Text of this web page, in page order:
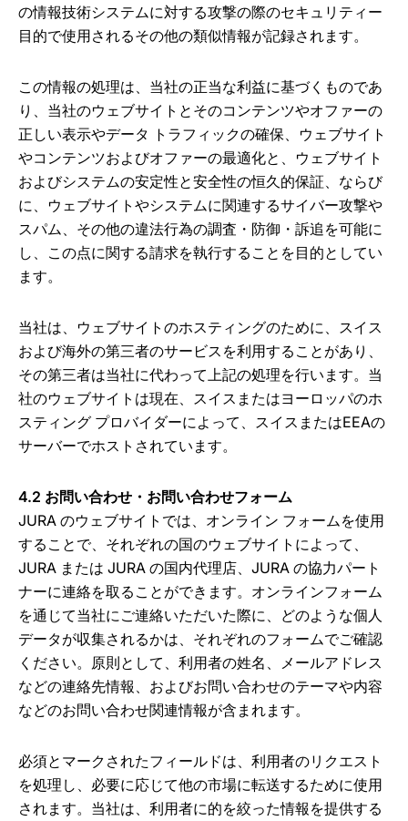
の情報技術システムに対する攻撃の際のセキュリティー
目的で使用されるその他の類似情報が記録されます。
この情報の処理は、当社の正当な利益に基づくものであ
り、当社のウェブサイトとそのコンテンツやオファーの
正しい表示やデータ トラフィックの確保、ウェブサイト
やコンテンツおよびオファーの最適化と、ウェブサイト
およびシステムの安定性と安全性の恒久的保証、ならび
に、ウェブサイトやシステムに関連するサイバー攻撃や
スパム、その他の違法行為の調査・防御・訴追を可能に
し、この点に関する請求を執行することを目的としてい
ます。
当社は、ウェブサイトのホスティングのために、スイス
および海外の第三者のサービスを利用することがあり、
その第三者は当社に代わって上記の処理を行います。当
社のウェブサイトは現在、スイスまたはヨーロッパのホ
スティング プロバイダーによって、スイスまたはEEAの
サーバーでホストされています。
4.2 お問い合わせ・お問い合わせフォーム
JURA のウェブサイトでは、オンライン フォームを使用
することで、それぞれの国のウェブサイトによって、
JURA または JURA の国内代理店、JURA の協力パート
ナーに連絡を取ることができます。オンラインフォーム
を通じて当社にご連絡いただいた際に、どのような個人
データが収集されるかは、それぞれのフォームでご確認
ください。原則として、利用者の姓名、メールアドレス
などの連絡先情報、およびお問い合わせのテーマや内容
などのお問い合わせ関連情報が含まれます。
必須とマークされたフィールドは、利用者のリクエスト
を処理し、必要に応じて他の市場に転送するために使用
されます。当社は、利用者に的を絞った情報を提供する